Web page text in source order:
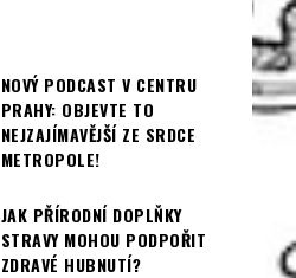
NOVÝ PODCAST V CENTRU
PRAHY: OBJEVTE TO
NEJZAJÍMAVĚJŠÍ ZE SRDCE
METROPOLE!
JAK PŘÍRODNÍ DOPLŇKY
STRAVY MOHOU PODPOŘIT
ZDRAVÉ HUBNUTÍ?